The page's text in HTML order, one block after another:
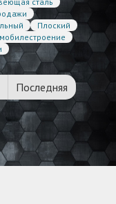
Плоский
Последняя